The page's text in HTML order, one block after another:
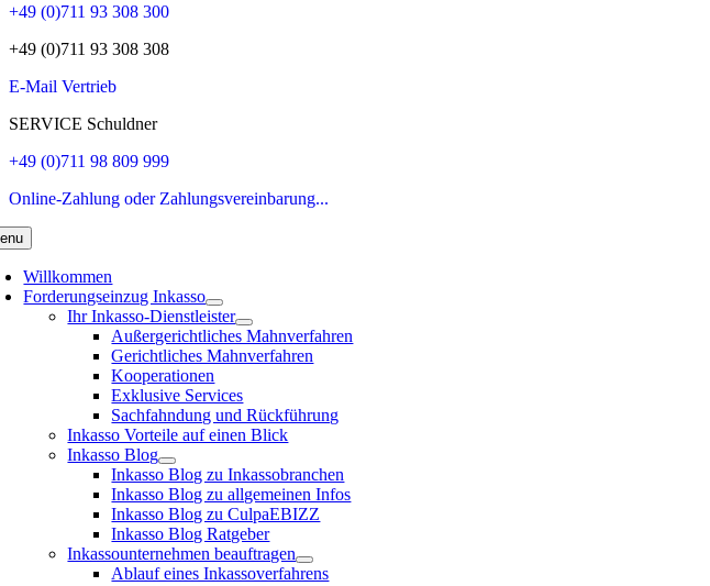
+49 (0)711 93 308 300
+49 (0)711 93 308 308
E-Mail Vertrieb
SERVICE Schuldner
+49 (0)711 98 809 999
Online-Zahlung oder Zahlungsvereinbarung...
Willkommen
Forderungseinzug Inkasso
Ihr Inkasso-Dienstleister
Außergerichtliches Mahnverfahren
Gerichtliches Mahnverfahren
Kooperationen
Exklusive Services
Sachfahndung und Rückführung
Inkasso Vorteile auf einen Blick
Inkasso Blog
Inkasso Blog zu Inkassobranchen
Inkasso Blog zu allgemeinen Infos
Inkasso Blog zu CulpaEBIZZ
Inkasso Blog Ratgeber
Inkassounternehmen beauftragen
Ablauf eines Inkassoverfahrens